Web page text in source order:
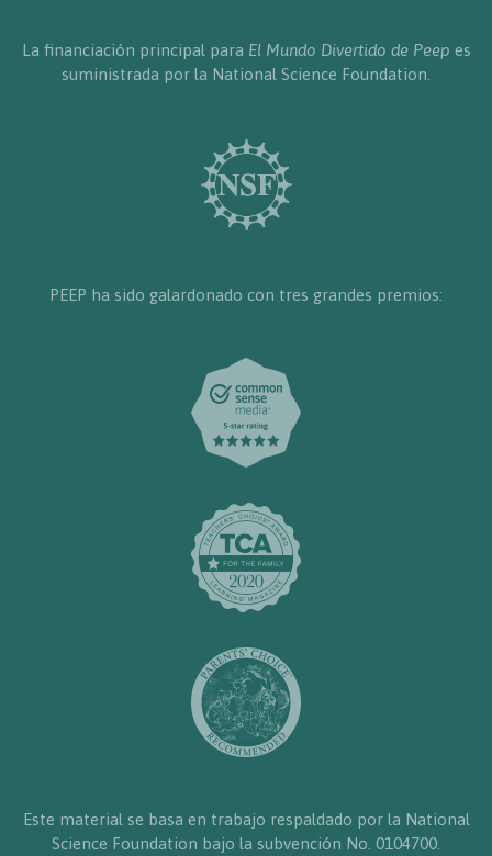
La financiación principal para El Mundo Divertido de Peep es
suministrada por la National Science Foundation.
PEEP ha sido galardonado con tres grandes premios:
Este material se basa en trabajo respaldado por la National
Science Foundation bajo la subvención No. 0104700.